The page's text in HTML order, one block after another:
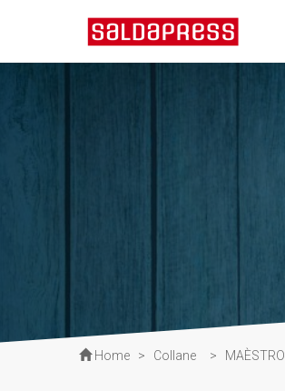
Home > Collane > MAÈSTRO